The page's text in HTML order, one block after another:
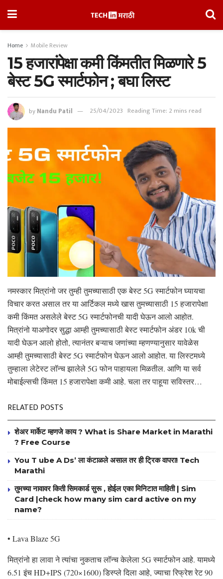
Home Mobile Review
15 हजारांपेक्षा कमी किंमतीत मिळणारे 5
बेस्ट 5G स्मार्टफोन ; बघा लिस्ट
byNandu Patil 25/04/2023 Reading Time: 2 mins read
नमस्कार मित्रांनो जर तुम्ही तुमच्यासाठी एक बेस्ट 5G स्मार्टफोन घ्यायचा
विचार करत असाल तर या आर्टिकल मध्ये खास तुमच्यासाठी 15 हजारापेक्षा
कमी किंमत असलेले बेस्ट 5G स्मार्टफोनची यादी घेऊन आलो आहोत.
मित्रांनो याअगोदर सुद्धा आम्ही तुमच्यासाठी बेस्ट स्मार्टफोन अंडर 10k ची
यादी घेऊन आलो होतो, त्यानंतर बऱ्याच जणांच्या म्हणण्यानुसार यावेळेस
आम्ही तुमच्यासाठी बेस्ट 5G स्मार्टफोन घेऊन आलो आहोत. या लिस्टमध्ये
तुम्हाला लेटेस्ट लॉन्च झालेले 5G फोन पाहायला मिळतील. आणि या सर्व
मोबाईल्सची किंमत 15 हजारापेक्षा कमी आहे. चला तर पाहूया सविस्तर…
RELATED POSTS
शेअर मार्केट म्हणजे काय ? What is Share Market in Marathi
? Free Course
You T ube A Ds’ ला कंटाळले असाल तर ही ट्रिक वापरा! Tech
Marathi
तुमच्या नावावर किती सिमकार्ड सुरू , होईल एका मिनिटात माहिती | Sim
Card |check how many sim card active on my
name?
• Lava Blaze 5G
मित्रांनो हा लावा ने त्यांचा नुकताच लॉन्च केलेला 5G स्मार्टफोन आहे. यामध्ये
6.51 इंच HD+IPS (720×1600) डिस्प्ले दिला आहे, ज्याचा रिफ्रेश रेट 90